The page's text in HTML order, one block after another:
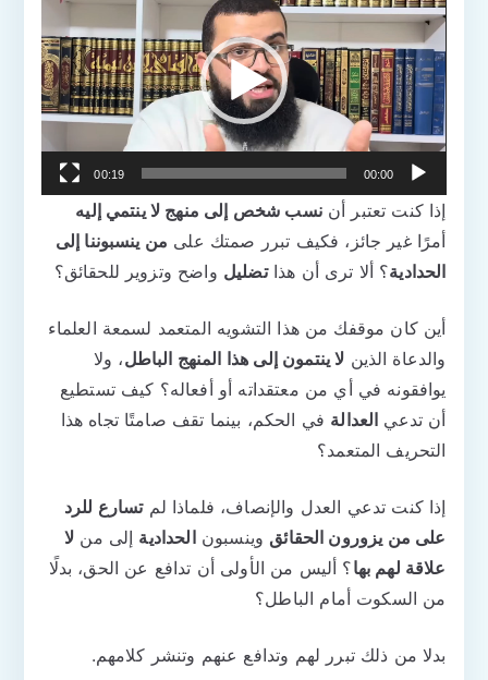
الفيديو
00:00
00:19
إذا كنت تعتبر أننسب شخص إلى منهج لا ينتمي إليه
أمرًا غير جائز، فكيف تبرر صمتك على من ينسبوننا إلى
الحدادية؟ ألا ترى أن هذاتضليل واضح وتزوير للحقائق؟
أين كان موقفك من هذا التشويه المتعمد لسمعة العلماء
والدعاة الذين لا ينتمون إلى هذا المنهج الباطل، ولا
يوافقونه في أي من معتقداته أو أفعاله؟ كيف تستطيع
أن تدعي العدالة في الحكم، بينما تقف صامتًا تجاه هذا
التحريف المتعمد؟
إذا كنت تدعي العدل والإنصاف، فلماذا لمتسارع للرد
على من يزورون الحقائق وينسبونالحدادية إلى من لا
علاقة لهم بها؟ أليس من الأولى أن تدافع عن الحق، بدلًا
من السكوت أمام الباطل؟
بدلا من ذلك تبرر لهم وتدافع عنهم وتنشر كلامهم.